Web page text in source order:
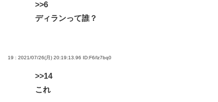
>>6
ディランって誰？
19 : 2021/07/26(月) 20:19:13.96 ID:F6/lz7bq0
>>14
これ